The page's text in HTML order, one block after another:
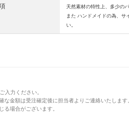
天然素材の特性上、多少の
また ハンドメイドの為、サ
い。
入力ください。
金額は受注確定後に担当者よりご連絡いたします
る場合がございます。